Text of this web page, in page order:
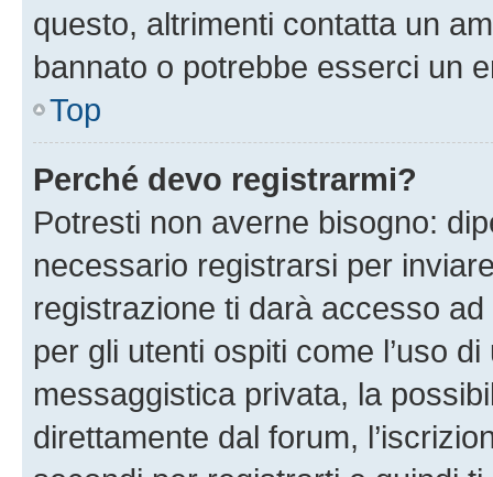
questo, altrimenti contatta un
bannato o potrebbe esserci un
Top
Perché devo registrarmi?
Potresti non averne bisogno:
necessario registrarsi per
registrazione ti darà accesso
per gli utenti ospiti come l’uso
messaggistica privata, la
direttamente dal forum,